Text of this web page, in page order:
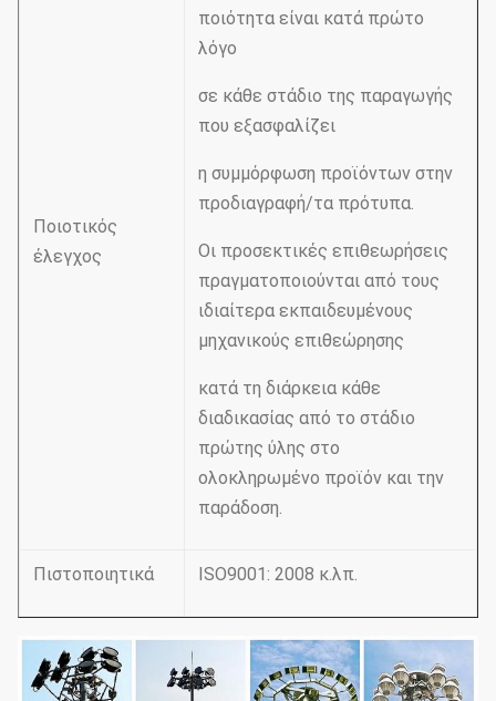
Ποιοτικός
έλεγχος
ποιότητα είναι κατά πρώτο
λόγο
σε κάθε στάδιο της παραγωγής
που εξασφαλίζει
η συμμόρφωση προϊόντων στην
προδιαγραφή/τα πρότυπα.
Οι προσεκτικές επιθεωρήσεις
πραγματοποιούνται από τους
ιδιαίτερα εκπαιδευμένους
μηχανικούς επιθεώρησης
κατά τη διάρκεια κάθε
διαδικασίας από το στάδιο
πρώτης ύλης στο
ολοκληρωμένο προϊόν και την
παράδοση.
Πιστοποιητικά ISO9001: 2008 κ.λπ.